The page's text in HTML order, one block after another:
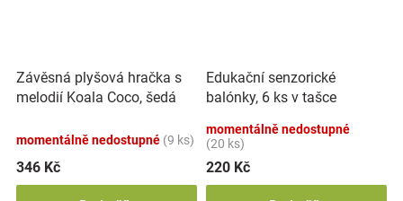
Závěsná plyšová hračka s
melodií Koala Coco, šedá
momentálně nedostupné (9 ks)
346 Kč
Edukační senzorické
balónky, 6 ks v tašce
momentálně nedostupné
(20 ks)
220 Kč